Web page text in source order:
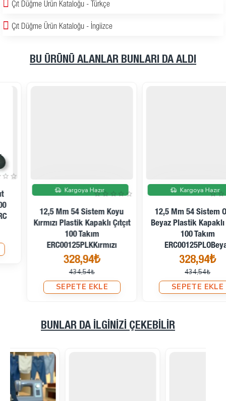
Çıt Düğme Ürün Kataloğu - Türkçe
Çıt Düğme Ürün Kataloğu - İngiizce
BU ÜRÜNÜ ALANLAR BUNLARI DA ALDI
İndirimde
Kargoya Hazır
12,5 Mm 54 Sistem Koyu
Kırmızı Plastik Kapaklı Çıtçıt
100 Takım
ERC00125PLKKırmızı
328,94₺
SEPETE EKLE
İndirimde
Kargoya Hazır
12,5 Mm 54 Sistem Optik
Beyaz Plastik Kapaklı Çıtçıt
100 Takım
ERC00125PLOBeyaz
328,94₺
SEPETE EKLE
BUNLAR DA İLGINIZI ÇEKEBILIR